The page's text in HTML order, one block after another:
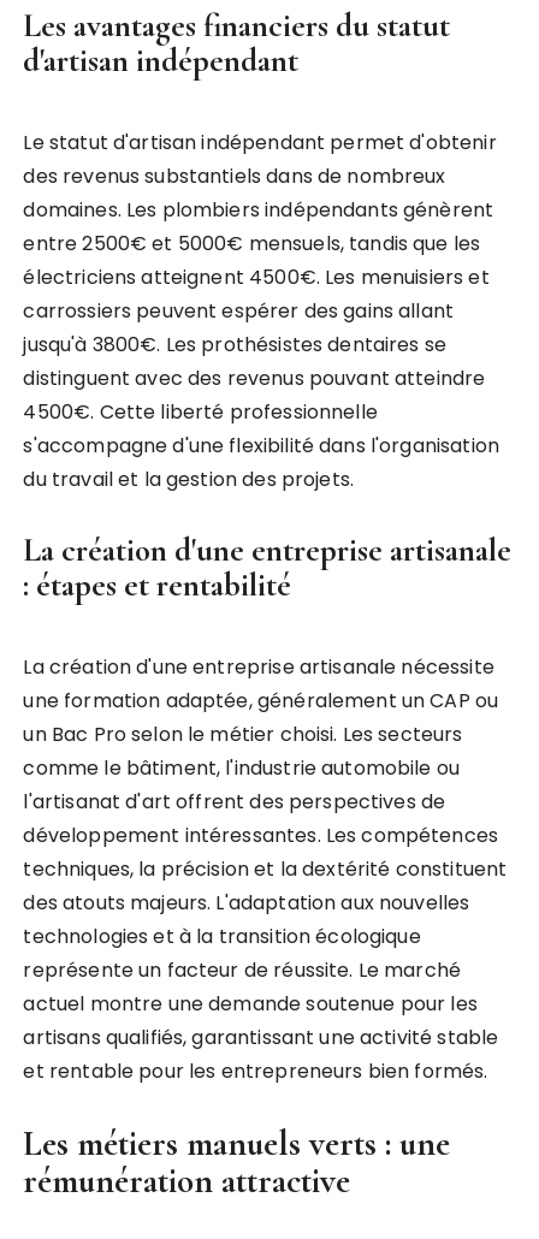
Les avantages financiers du statut
d'artisan indépendant
Le statut d'artisan indépendant permet d'obtenir
des revenus substantiels dans de nombreux
domaines. Les plombiers indépendants génèrent
entre 2500€ et 5000€ mensuels, tandis que les
électriciens atteignent 4500€. Les menuisiers et
carrossiers peuvent espérer des gains allant
jusqu'à 3800€. Les prothésistes dentaires se
distinguent avec des revenus pouvant atteindre
4500€. Cette liberté professionnelle
s'accompagne d'une flexibilité dans l'organisation
du travail et la gestion des projets.
La création d'une entreprise artisanale
: étapes et rentabilité
La création d'une entreprise artisanale nécessite
une formation adaptée, généralement un CAP ou
un Bac Pro selon le métier choisi. Les secteurs
comme le bâtiment, l'industrie automobile ou
l'artisanat d'art offrent des perspectives de
développement intéressantes. Les compétences
techniques, la précision et la dextérité constituent
des atouts majeurs. L'adaptation aux nouvelles
technologies et à la transition écologique
représente un facteur de réussite. Le marché
actuel montre une demande soutenue pour les
artisans qualifiés, garantissant une activité stable
et rentable pour les entrepreneurs bien formés.
Les métiers manuels verts : une
rémunération attractive